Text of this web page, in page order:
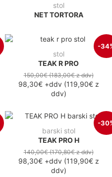
stol
NET TORTORA
-
stol
TEAK R PRO
150,00€(183,00€z ddv)
98,30€+ddv(119,90€z
ddv)
-
barski stol
TEAK PRO H
140,00€(170,80€z ddv)
98,30€+ddv(119,90€z
ddv)